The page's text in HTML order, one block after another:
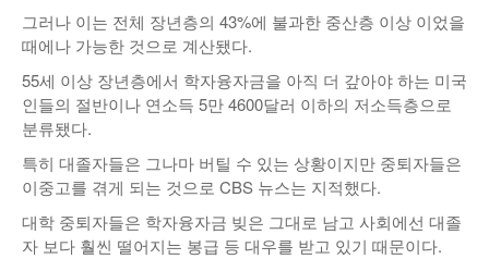
그러나 이는 전체 장년층의 43%에 불과한 중산층 이상 이었을
때에나 가능한 것으로 계산됐다.
55세 이상 장년층에서 학자융자금을 아직 더 갚아야 하는 미국
인들의 절반이나 연소득 5만 4600달러 이하의 저소득층으로
분류됐다.
특히 대졸자들은 그나마 버틸 수 있는 상황이지만 중퇴자들은
이중고를 겪게 되는 것으로 CBS 뉴스는 지적했다.
대학 중퇴자들은 학자융자금 빚은 그대로 남고 사회에선 대졸
자 보다 훨씬 떨어지는 봉급 등 대우를 받고 있기 때문이다.